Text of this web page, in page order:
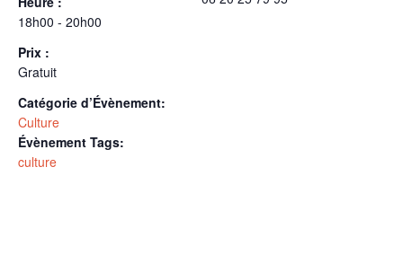
18h00 - 20h00
Prix :
Gratuit
Catégorie d’Évènement:
Culture
Évènement Tags:
culture